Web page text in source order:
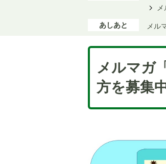
あしあと メル
メルマガ
方を募集